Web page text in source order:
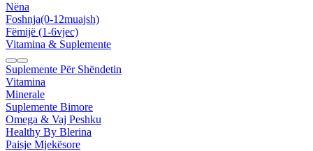
Nëna
Foshnja(0-12muajsh)
Fëmijë (1-6vjec)
Vitamina & Suplemente
Suplemente Për Shëndetin
Vitamina
Minerale
Suplemente Bimore
Omega & Vaj Peshku
Healthy By Blerina
Paisje Mjekësore